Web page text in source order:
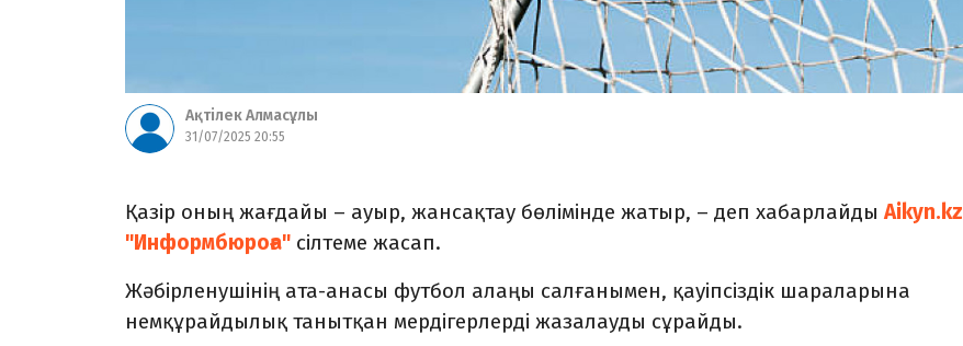
Ақтілек Алмасұлы
31/07/2025 20:55
Қазір оның жағдайы – ауыр, жансақтау бөлімінде жатыр, – деп хабарлайдыAikyn.kz
"Информбюроға" сілтеме жасап.
Жәбірленушінің ата-анасы футбол алаңы салғанымен, қауіпсіздік шараларына
немқұрайдылық танытқан мердігерлерді жазалауды сұрайды.